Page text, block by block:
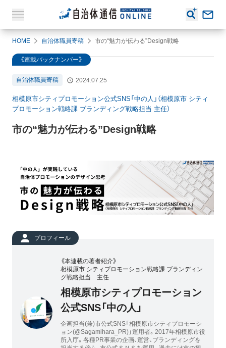
HOME 自治体職員寄稿 市の“魅力が伝わる”Design戦略
《連載バックナンバー》
自治体職員寄稿 2024.07.25
相模原市シティプロモーション公式SNS「中の人」（相模原市 シティ
プロモーション戦略課 ブランディング戦略担当 主任）
市の“魅力が伝わる”Design戦略
プロフィール
《本連載の著者紹介》
相模原市 シティプロモーション戦略課 ブランディン
グ戦略担当 主任
相模原市シティプロモーション
公式SNS「中の人」
企画担当(兼)市公式SNS「相模原市シティプロモーシ
ョン(@Sagamihara_PR)」運用者。2017年相模原市役
所入庁。各種PR事業の企画、運営、ブランディングを